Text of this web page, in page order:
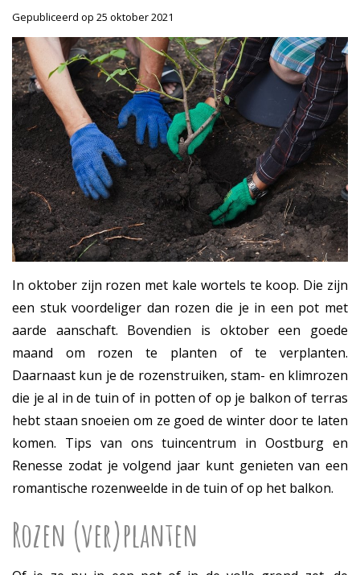
Gepubliceerd op 25 oktober 2021
In oktober zijn rozen met kale wortels te koop. Die zijn
een stuk voordeliger dan rozen die je in een pot met
aarde aanschaft. Bovendien is oktober een goede
maand om rozen te planten of te verplanten.
Daarnaast kun je de rozenstruiken, stam- en klimrozen
die je al in de tuin of in potten of op je balkon of terras
hebt staan snoeien om ze goed de winter door te laten
komen. Tips van ons tuincentrum in Oostburg en
Renesse zodat je volgend jaar kunt genieten van een
romantische rozenweelde in de tuin of op het balkon.
Rozen (ver)planten